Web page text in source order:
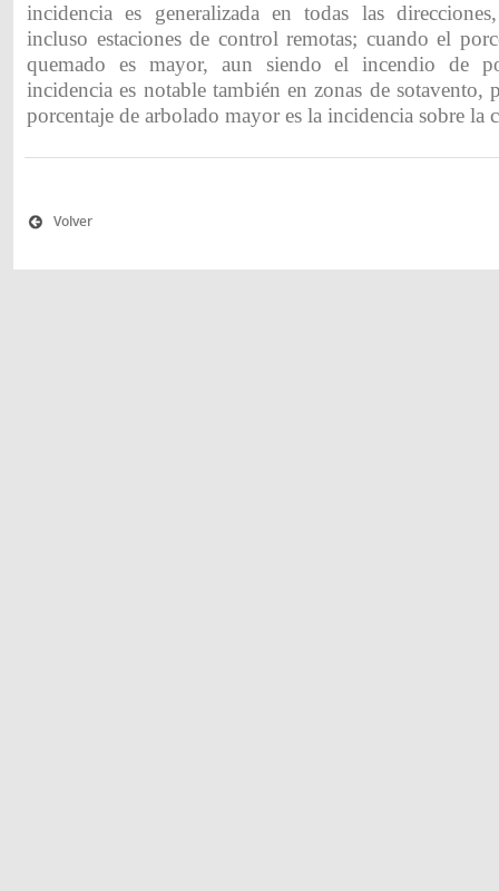
incidencia es generalizada en todas las
incluso estaciones de control remotas; cuando el
quemado es mayor, aun siendo el incendio de
incidencia es notable también en zonas de sotavento,
porcentaje de arbolado mayor es la incidencia sobre la
Volver